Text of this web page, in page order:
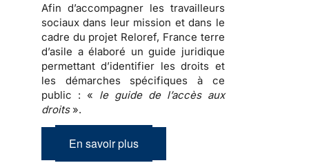
Afin d’accompagner les travailleurs
sociaux dans leur mission et dans le
cadre du projet Reloref, France terre
d’asile a élaboré un guide juridique
permettant d’identifier les droits et
les démarches spécifiques à ce
public : « le guide de l’accès aux
droits».
En savoir plus